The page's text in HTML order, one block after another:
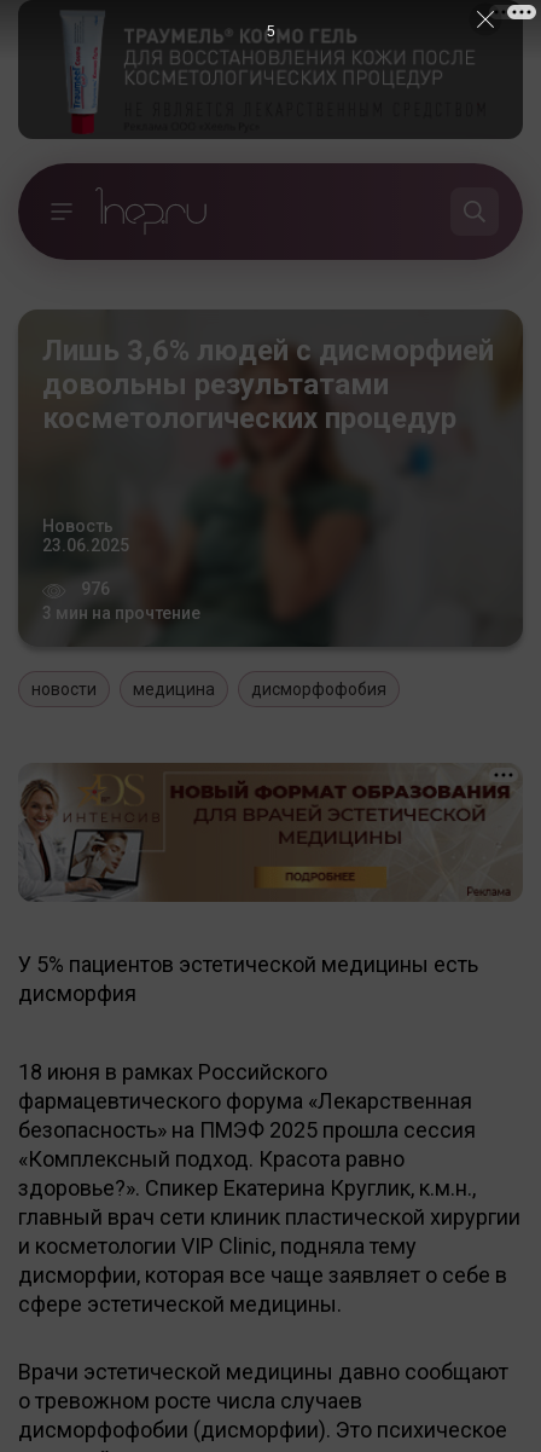
Лишь 3,6% людей с дисморфией
довольны результатами
косметологических процедур
Новость
23.06.2025
976
3 мин на прочтение
новости медицина дисморфофобия
У 5% пациентов эстетической медицины есть
дисморфия
18 июня в рамках Российского
фармацевтического форума «Лекарственная
безопасность» на ПМЭФ 2025 прошла сессия
«Комплексный подход. Красота равно
здоровье?». Спикер Екатерина Круглик, к.м.н.,
главный врач сети клиник пластической хирургии
и косметологии VIP Clinic, подняла тему
дисморфии, которая все чаще заявляет о себе в
сфере эстетической медицины.
Врачи эстетической медицины давно сообщают
о тревожном росте числа случаев
дисморфофобии (дисморфии). Это психическое
5